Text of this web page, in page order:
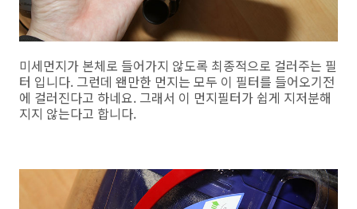
미세먼지가 본체로 들어가지 않도록 최종적으로 걸러주는 필
터 입니다. 그런데 왠만한 먼지는 모두 이 필터를 들어오기전
에 걸러진다고 하네요. 그래서 이 먼지필터가 쉽게 지저분해
지지 않는다고 합니다.